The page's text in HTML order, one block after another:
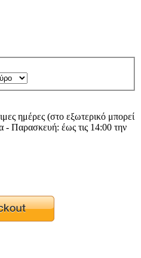
ημέρες (στο εξωτερικό μπορεί
- Παρασκευή: έως τις 14:00 την